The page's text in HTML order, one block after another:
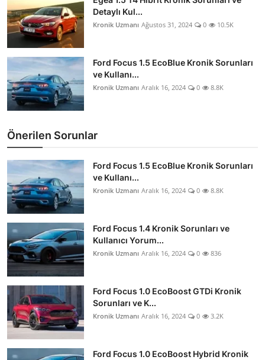
Detaylı Kul...
Kronik Uzmanı Ağustos 31, 2024 0 10.5K
Ford Focus 1.5 EcoBlue Kronik Sorunları
ve Kullanı...
Kronik Uzmanı Aralık 16, 2024 0 8.8K
Önerilen Sorunlar
Ford Focus 1.5 EcoBlue Kronik Sorunları
ve Kullanı...
Kronik Uzmanı Aralık 16, 2024 0 8.8K
Ford Focus 1.4 Kronik Sorunları ve
Kullanıcı Yorum...
Kronik Uzmanı Aralık 16, 2024 0 836
Ford Focus 1.0 EcoBoost GTDi Kronik
Sorunları ve K...
Kronik Uzmanı Aralık 16, 2024 0 3.2K
Ford Focus 1.0 EcoBoost Hybrid Kronik